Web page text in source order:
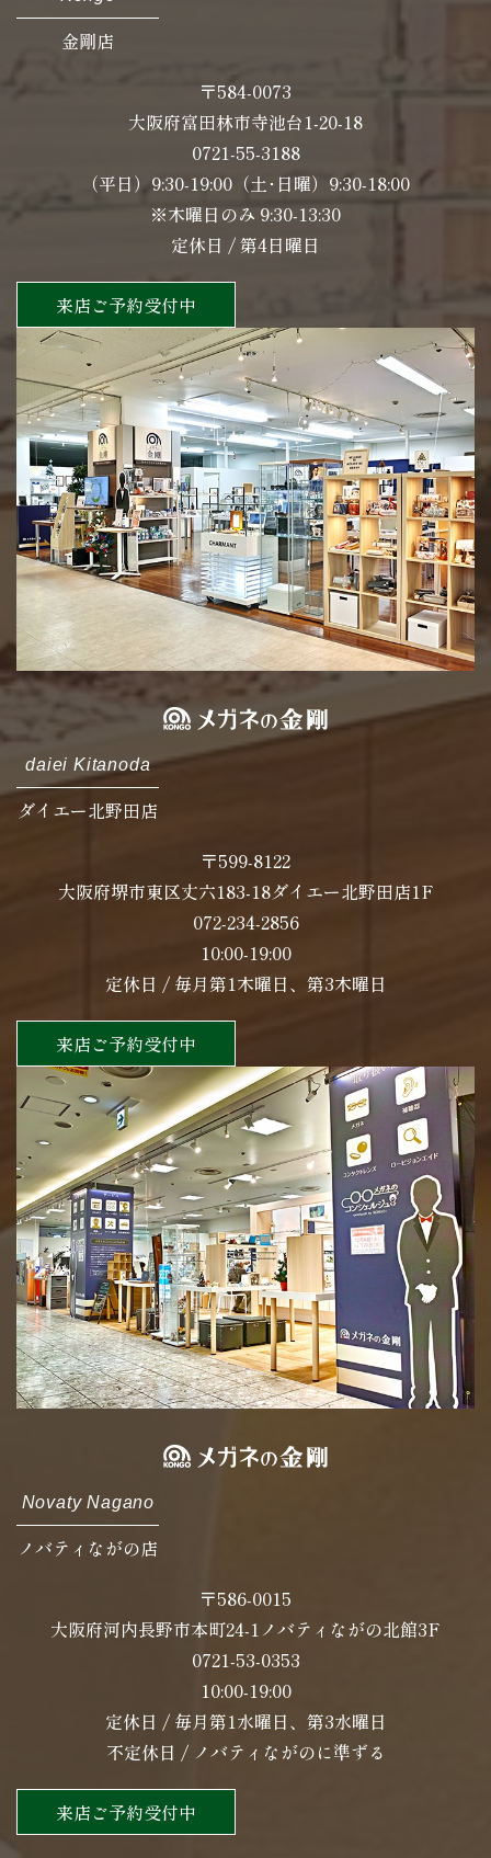
金剛店
〒584-0073
大阪府富田林市寺池台1-20-18
0721-55-3188
（平日）9:30-19:00（土･日曜）9:30-18:00
※木曜日のみ 9:30-13:30
定休日 / 第4日曜日
来店ご予約受付中
daiei Kitanoda
ダイエー北野田店
〒599-8122
大阪府堺市東区丈六183-18ダイエー北野田店1F
072-234-2856
10:00-19:00
定休日 / 毎月第1木曜日、第3木曜日
来店ご予約受付中
Novaty Nagano
ノバティながの店
〒586-0015
大阪府河内長野市本町24-1ノバティながの北館3F
0721-53-0353
10:00-19:00
定休日 / 毎月第1水曜日、第3水曜日
不定休日 / ノバティながのに準ずる
来店ご予約受付中